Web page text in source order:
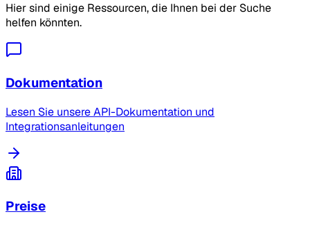
Hier sind einige Ressourcen, die Ihnen bei der Suche
helfen könnten.
Dokumentation
Lesen Sie unsere API-Dokumentation und
Integrationsanleitungen
Preise